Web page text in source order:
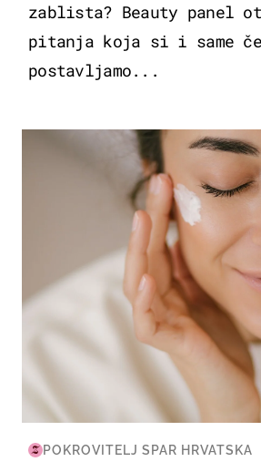
zablista? Beauty panel
pitanja koja si i same
postavljamo...
MODA & LJEPOTA
POKROVITELJ SPAR HRVATSKA